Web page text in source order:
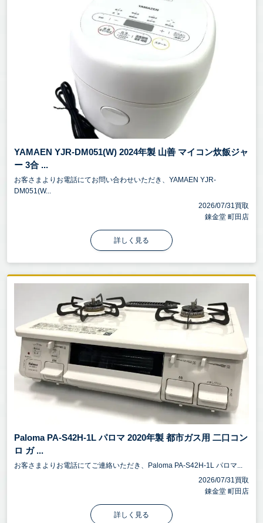
YAMAEN YJR-DM051(W) 2024年製 山善 マイコン炊飯ジャ
ー 3合 ...
お客さまよりお電話にてお問い合わせいただき、YAMAEN YJR-
DM051(W...
2026/07/31買取
錬金堂 町田店
詳しく見る
Paloma PA-S42H-1L パロマ 2020年製 都市ガス用 二口コン
ロ ガ ...
お客さまよりお電話にてご連絡いただき、Paloma PA-S42H-1L パロマ...
2026/07/31買取
錬金堂 町田店
詳しく見る